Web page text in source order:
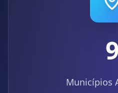
9
Municípios